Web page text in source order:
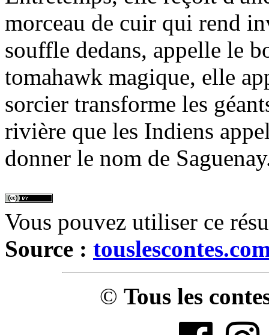
morceau de cuir qui rend
souffle dedans, appelle le
tomahawk magique, elle
sorcier transforme les
rivière que les Indiens
donner le nom de
Vous pouvez utiliser ce
Source :
© Tous les